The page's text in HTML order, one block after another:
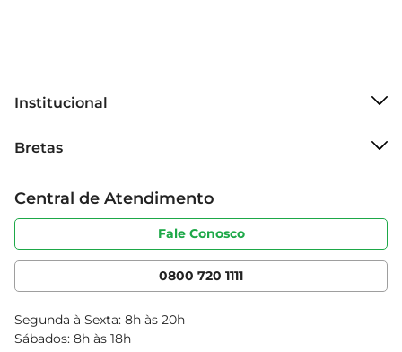
Institucional
Grupo Cencosud
Sobre privacidade
Portal do fornecedor
Cencosud Media
Bretas
Produtos Bretas
Código de ética
Serviços
Clube Bretas
Blog Bretas
Black Friday
Central de Atendimento
Fale Conosco
0800 720 1111
Segunda à Sexta: 8h às 20h
Sábados: 8h às 18h